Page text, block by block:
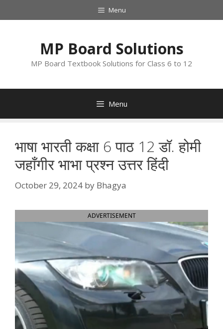
to
Menu
MP Board Solutions
MP Board Textbook Solutions for Class 6 to 12
Menu
भाषा भारती कक्षा 6 पाठ 12 डॉ. होमी
जहाँगीर भाभा प्रश्न उत्तर हिंदी
October 29, 2024 by Bhagya
ADVERTISEMENT